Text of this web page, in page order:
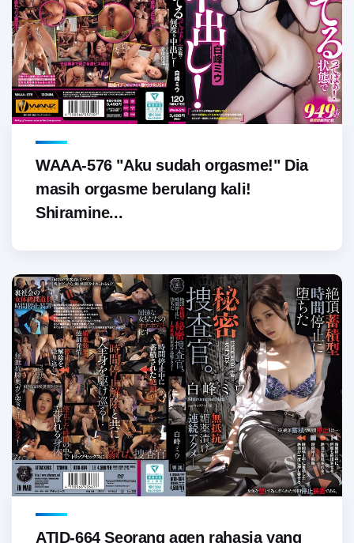
WAAA-576 "Aku sudah orgasme!" Dia
masih orgasme berulang kali!
Shiramine...
ATID-664 Seorang agen rahasia yang